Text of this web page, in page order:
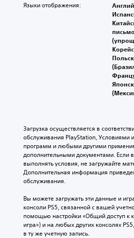
Языки отображения:
Загрузка осуществляется в
обслуживания PlayStation, Условиями
программ и любыми другими
дополнительными документами. Если
выполнять условия, не загружайте
Дополнительная информация
обслуживания.
Вы можете загружать эти данные и
консоли PS5, связанной с вашей
помощью настройки «Общий доступ к
игра») и на любых других консолях
в ту же учетную запись.